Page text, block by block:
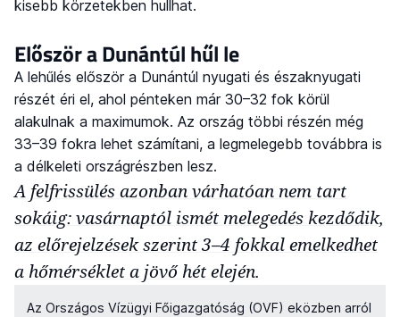
kisebb körzetekben hullhat.
Először a Dunántúl hűl le
A lehűlés először a Dunántúl nyugati és északnyugati
részét éri el, ahol pénteken már 30–32 fok körül
alakulnak a maximumok. Az ország többi részén még
33–39 fokra lehet számítani, a legmelegebb továbbra is
a délkeleti országrészben lesz.
A felfrissülés azonban várhatóan nem tart
sokáig: vasárnaptól ismét melegedés kezdődik,
az előrejelzések szerint 3–4 fokkal emelkedhet
a hőmérséklet a jövő hét elején.
Az Országos Vízügyi Főigazgatóság (OVF) eközben arról